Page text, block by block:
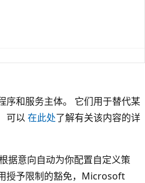
序和服务主体。 它们用于替代某
可以 在此处了解有关该内容的详
意向自动为你配置自定义策
授予限制的豁免，Microsoft